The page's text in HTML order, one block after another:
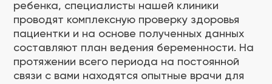
ребенка, специалисты нашей клиники
проводят комплексную проверку здоровья
пациентки и на основе полученных данных
составляют план ведения беременности. На
протяжении всего периода на постоянной
связи с вами находятся опытные врачи для